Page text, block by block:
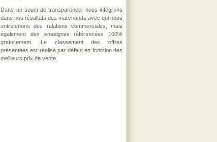
Dans un souci de transparence, nous intégrons
dans nos résultats des marchands avec qui nous
entretenons des relations commerciales, mais
également des enseignes référencées 100%
gratuitement. Le classement des offres
présentées est réalisé par défaut en fonction des
meilleurs prix de vente.